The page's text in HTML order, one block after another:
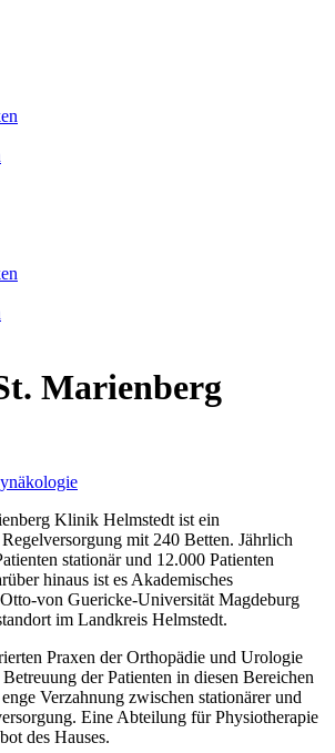
Marienberg
Klinik Helmstedt ist ein
mit 240 Betten. Jährlich
stationär und 12.000 Patienten
hinaus ist es Akademisches
von Guericke-Universität Magdeburg
im Landkreis Helmstedt.
Praxen der Orthopädie und Urologie
der Patienten in diesen Bereichen
Verzahnung zwischen stationärer und
Eine Abteilung für Physiotherapie
des Hauses.